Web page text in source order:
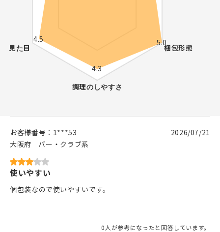
お客様番号： 1***53
大阪府
バー・クラブ系
2026/07/21
使いやすい
個包装なので使いやすいです。
0人が参考になったと回答しています。